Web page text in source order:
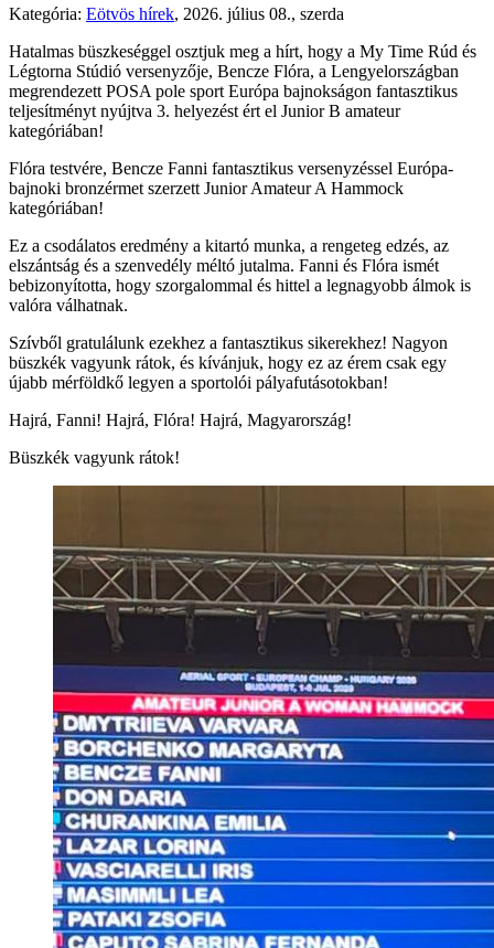
Kategória: Eötvös hírek, 2026. július 08., szerda
Hatalmas büszkeséggel osztjuk meg a hírt, hogy a My Time Rúd és
Légtorna Stúdió versenyzője, Bencze Flóra, a Lengyelországban
megrendezett POSA pole sport Európa bajnokságon fantasztikus
teljesítményt nyújtva 3. helyezést ért el Junior B amateur
kategóriában!
Flóra testvére, Bencze Fanni fantasztikus versenyzéssel Európa-
bajnoki bronzérmet szerzett Junior Amateur A Hammock
kategóriában!
Ez a csodálatos eredmény a kitartó munka, a rengeteg edzés, az
elszántság és a szenvedély méltó jutalma. Fanni és Flóra ismét
bebizonyította, hogy szorgalommal és hittel a legnagyobb álmok is
valóra válhatnak.
Szívből gratulálunk ezekhez a fantasztikus sikerekhez! Nagyon
büszkék vagyunk rátok, és kívánjuk, hogy ez az érem csak egy
újabb mérföldkő legyen a sportolói pályafutásotokban!
Hajrá, Fanni! Hajrá, Flóra! Hajrá, Magyarország!
Büszkék vagyunk rátok!